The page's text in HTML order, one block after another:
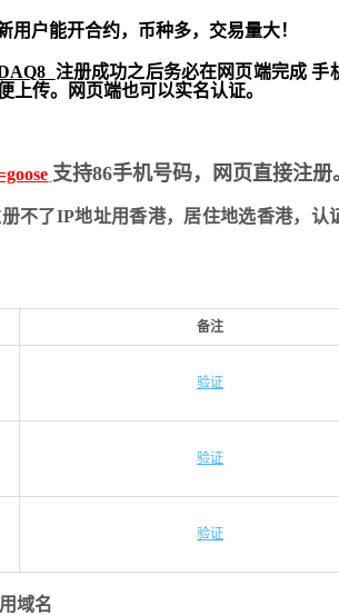
用户能开合约， 币种多，交易量大！
注册成功之后务必在网页端完成 手
上传。网页端也可以实名认证。
支持86手机号码，网页直接注册
不了IP地址用香港，居住地选香港，认
备注
验证
验证
验证
域名